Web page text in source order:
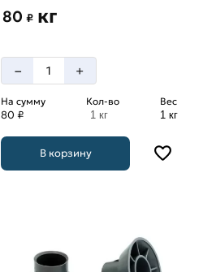
80₽ кг
– +
На сумму
80 ₽
Кол-во
1 кг
Вес
1 кг
В корзину